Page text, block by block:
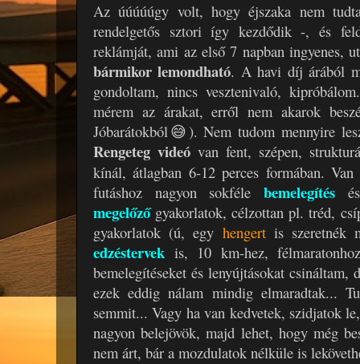
Az úúúúúgy volt, hogy éjszaka nem
rendelgetős sztori így kezdődik -, és
reklámját, ami az első 7 napban ingyenes,
bármikor lemondható. A havi díj árából
gondoltam, nincs vesztenivaló,
mérem az árakat, erről nem akarok
Jóbarátokból😅). Nem tudom mennyire
Rengeteg videó van fent, szépen,
kínál, átlagban 6-12 perces formában. Van
futáshoz nagyon sokfélebemelegítés
megelőzőgyakorlatok, célzottan pl. tréd,
gyakorlatok (ú, egy hengert is szeretnék
edzéstervek is, 10 km-hez,
bemelegítéseket és lenyújtásokat csináltam,
ezek eddig nálam mindig elmaradtak...
semmit... Vagy ha van kedvetek, szidjatok
nagyon belejövök, majd lehet, hogy még
nem árt, bár a mozdulatok nélküle is